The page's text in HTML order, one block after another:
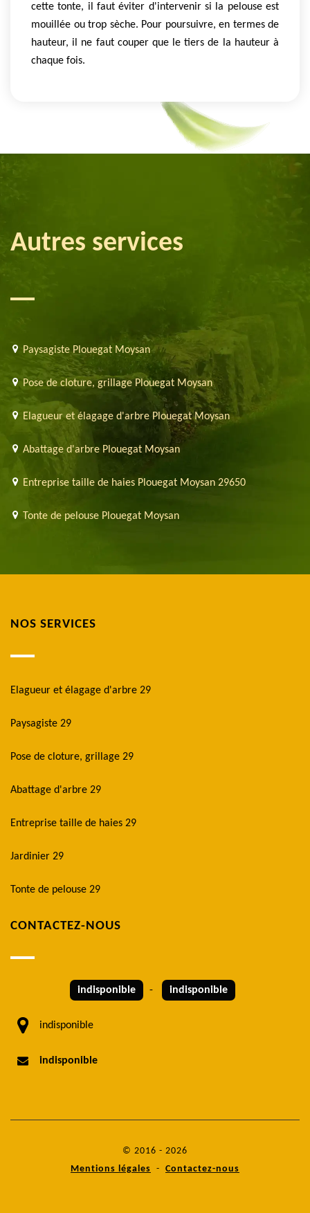
cette tonte, il faut éviter d'intervenir si la pelouse est
mouillée ou trop sèche. Pour poursuivre, en termes de
hauteur, il ne faut couper que le tiers de la hauteur à
chaque fois.
Autres services
Paysagiste Plouegat Moysan
Pose de cloture, grillage Plouegat Moysan
Elagueur et élagage d'arbre Plouegat Moysan
Abattage d'arbre Plouegat Moysan
Entreprise taille de haies Plouegat Moysan 29650
Tonte de pelouse Plouegat Moysan
NOS SERVICES
Elagueur et élagage d'arbre 29
Paysagiste 29
Pose de cloture, grillage 29
Abattage d'arbre 29
Entreprise taille de haies 29
Jardinier 29
Tonte de pelouse 29
CONTACTEZ-NOUS
indisponible - indisponible
indisponible
indisponible
© 2016 - 2026
Mentions légales - Contactez-nous